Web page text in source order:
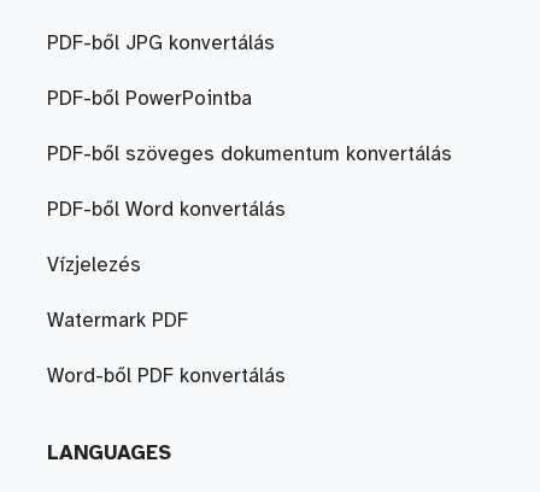
PDF-ből JPG konvertálás
PDF-ből PowerPointba
PDF-ből szöveges dokumentum konvertálás
PDF-ből Word konvertálás
Vízjelezés
Watermark PDF
Word-ből PDF konvertálás
LANGUAGES